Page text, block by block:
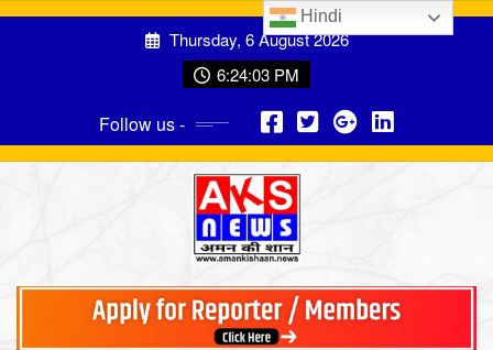
Thursday, 6 August 2026
6:24:05 PM
Follow us -
Hindi